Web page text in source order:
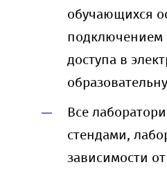
обучающихся
подключением
доступа в
Все
стендами,
зависимости